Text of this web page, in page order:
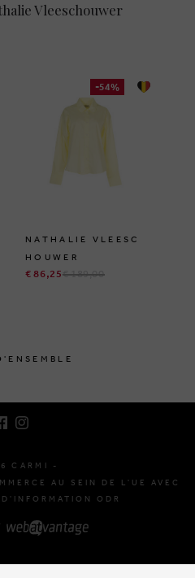
Vleeschouwer
-54%
NATHALIE VLEESC
HOUWER
€ 86,25€ 189,00
CARMI -
AU SEIN DE L'UE AVEC
ODR